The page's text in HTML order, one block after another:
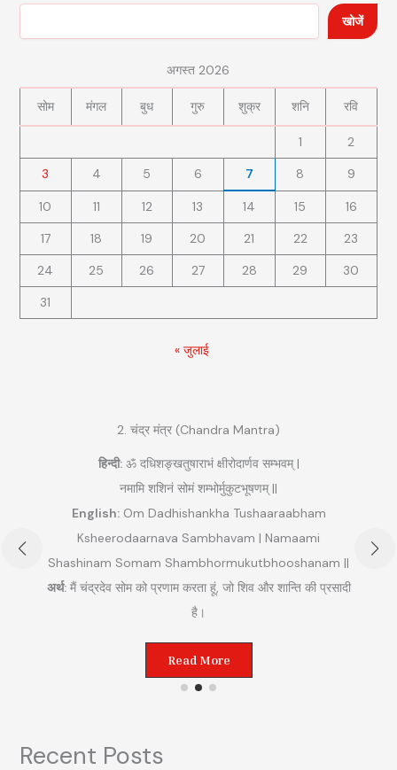
खोजें
अगस्त 2026
सोम मंगल बुध गुरु शुक्र शनि रवि
1
2
3
4 5 6 7 8 9
10 11 12 13 14 15
16
17
18 19 20 21 22
23
24
25 26 27 28 29
30
31
« जुलाई
2. चंद्र मंत्र (Chandra Mantra)
हिन्दी:ॐ दधिशङ्खतुषाराभं क्षीरोदार्णव सम्भवम् |
नमामि शशिनं सोमं शम्भोर्मुकुटभूषणम् ||
English:Om Dadhishankha Tushaaraabham
Ksheerodaarnava Sambhavam | Namaami
Shashinam Somam Shambhormukutbhooshanam ||
अर्थ:मैं चंद्रदेव सोम को प्रणाम करता हूं, जो शिव और शान्ति की प्रसादी
है।
Read More
Recent Posts